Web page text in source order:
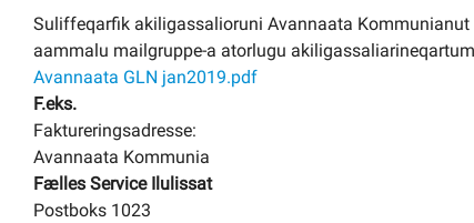
Kommuni pillugu paasissutissat
Suliffeqarfik akiligassalioruni Avannaata
aammalu mailgruppe-a atorlugu
Avannaata GLN jan2019.pdf
F.eks.
Faktureringsadresse:
Avannaata Kommunia
Fælles Service Ilulissat
Postboks 1023